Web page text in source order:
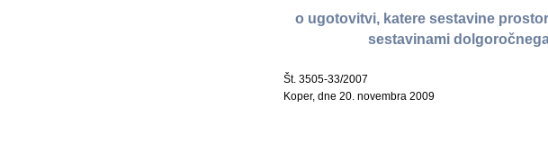
o ugotovitvi, katere sestavine
sestavinami
Št. 3505-33/2007
Koper, dne 20. novembra 2009